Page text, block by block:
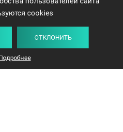
cookies
ОТКЛОНИТЬ